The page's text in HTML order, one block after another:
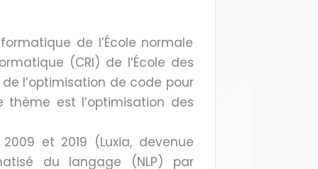
de l’École normale
(CRI) de l’École des
l’optimisation de code pour
thème est l’optimisation des
et 2019 (Luxia, devenue
du langage (NLP) par